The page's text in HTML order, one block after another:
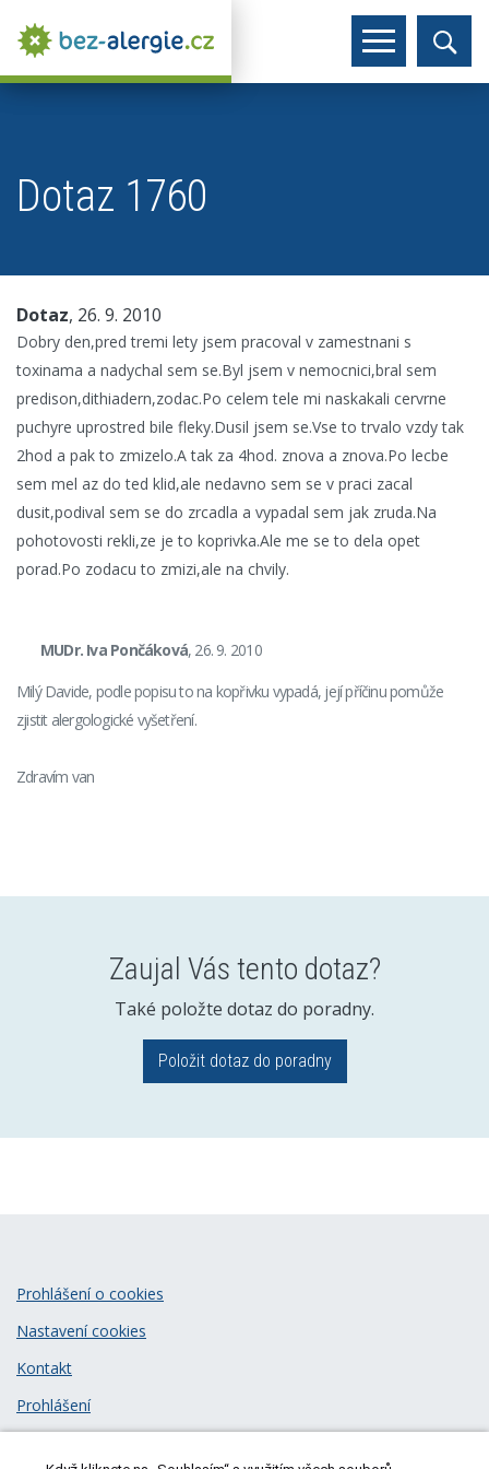
Dotaz 1760
Dotaz, 26. 9. 2010
Dobry den,pred tremi lety jsem pracoval v zamestnani s
toxinama a nadychal sem se.Byl jsem v nemocnici,bral sem
predison,dithiadern,zodac.Po celem tele mi naskakali cervrne
puchyre uprostred bile fleky.Dusil jsem se.Vse to trvalo vzdy tak
2hod a pak to zmizelo.A tak za 4hod. znova a znova.Po lecbe
sem mel az do ted klid,ale nedavno sem se v praci zacal
dusit,podival sem se do zrcadla a vypadal sem jak zruda.Na
pohotovosti rekli,ze je to koprivka.Ale me se to dela opet
porad.Po zodacu to zmizi,ale na chvily.
MUDr. Iva Pončáková, 26. 9. 2010
Milý Davide, podle popisu to na kopřivku vypadá, její příčinu pomůže
zjistit alergologické vyšetření.
Zdravím van
Zaujal Vás tento dotaz?
Také položte dotaz do poradny.
Položit dotaz do poradny
Prohlášení o cookies
Nastavení cookies
Kontakt
Prohlášení